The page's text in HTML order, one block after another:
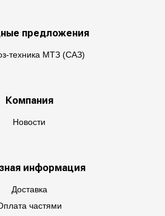
предложения
техника МТЗ (САЗ)
Компания
Новости
информация
Доставка
частями